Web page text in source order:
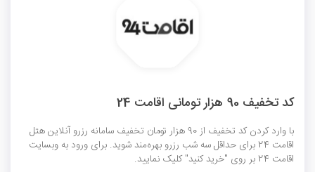
کد تخفیف 90 هزار تومانی اقامت 24
با وارد کردن کد تخفیف از 90 هزار تومان تخفیف سامانه رزرو آنلاین هتل
اقامت 24 برای حداقل سه شب رزرو بهره‌مند شوید. برای ورود به وبسایت
اقامت 24 بر روی "خرید کنید" کلیک نمایید.